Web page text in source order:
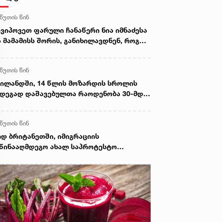
წინ
ფარული ჩანაწერი ნია იმნაძესა
მამამისს შორის, განიხილავდნენ, როგორ
ეუბნება, რომ სხვანაირად ვერ
თანამედროვე ეპოქაში
ხდება - პროკურორი
წინ
14 წლის მოზარდის სროლის
დაშავებულთა რაოდენობა 30-მდე
წინ
ბრიტანეთში, იმიგრაციის
ახალ საპროტესტო